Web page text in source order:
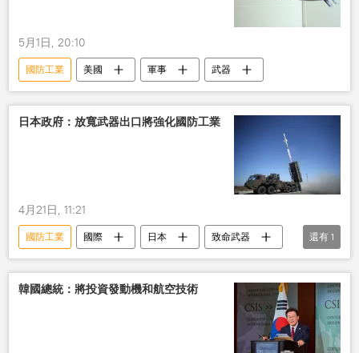
5月1日, 20:10
國防工業 美國 軍事 武器
日本政府：放寬武器出口將強化國防工業
4月21日, 11:21
國防工業 國際 日本
致命武器
出口
還有 1
韓國總統：將投資發動機和航空技術